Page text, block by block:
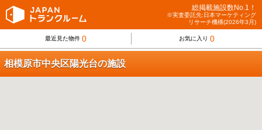
総掲載施設数No.1！
※実査委託先:日本マーケティング
リサーチ機構(2026年3月)
最近見た物件 0 お気に入り 0
相模原市中央区陽光台の施設